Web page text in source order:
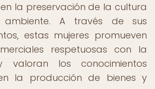
la preservación de la cultura
A través de sus
estas mujeres promueven
respetuosas con la
valoran los conocimientos
la producción de bienes y